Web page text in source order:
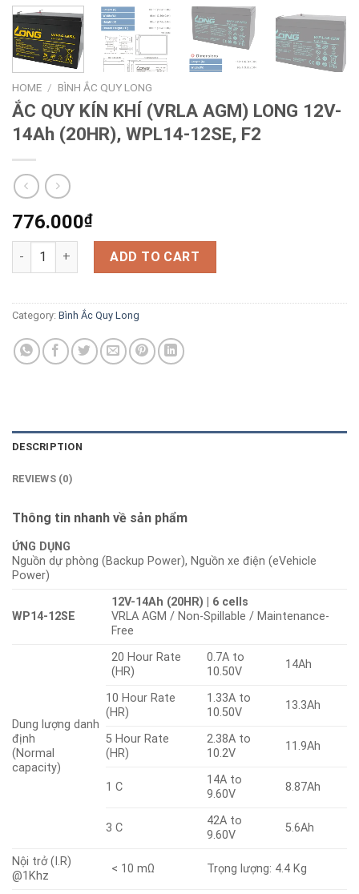
HOME / BÌNH ẮC QUY LONG
ẮC QUY KÍN KHÍ (VRLA AGM) LONG 12V-
14Ah (20HR), WPL14-12SE, F2
776.000₫
ẮC QUY KÍN KHÍ (VRLA AGM) LONG 12V-14Ah (20HR), WPL14-
ADD TO CART
Category: Bình Ắc Quy Long
DESCRIPTION
REVIEWS (0)
Thông tin nhanh về sản phẩm
ỨNG DỤNG
Nguồn dự phòng (Backup Power), Nguồn xe điện (eVehicle
Power)
WP14-12SE
12V-14Ah (20HR) | 6 cells
VRLA AGM / Non-Spillable / Maintenance-
Free
Dung lượng danh
định
(Normal
capacity)
20 Hour Rate
(HR)
0.7A to
10.50V
14Ah
10 Hour Rate
(HR)
1.33A to
10.50V
13.3Ah
5 Hour Rate
(HR)
2.38A to
10.2V
11.9Ah
1 C
14A to
9.60V
8.87Ah
3 C
42A to
9.60V
5.6Ah
Nội trở (I.R)
@1Khz
< 10 mΩ Trọng lượng: 4.4 Kg